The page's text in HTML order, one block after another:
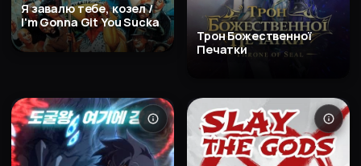
Я завалю тебе, козел /
I'm Gonna Git You Sucka
Трон Божественної
Печатки